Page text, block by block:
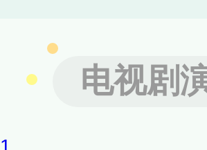
烽烟四起，战事
儿，本是天真善良
电视剧